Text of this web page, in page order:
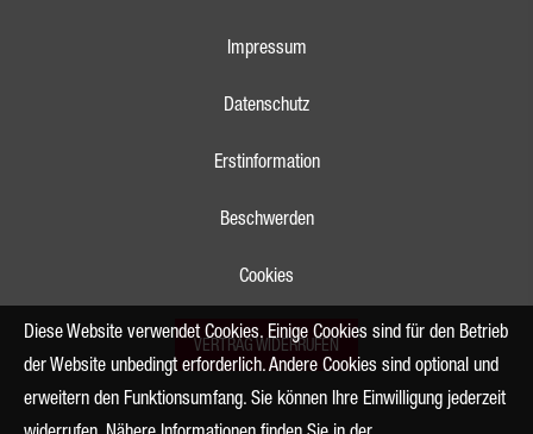
Impressum
Datenschutz
Erstinformation
Beschwerden
Cookies
VERTRAG WIDERRUFEN
Diese Website verwendet Cookies. Einige Cookies sind für den Betrieb
der Website unbedingt erforderlich. Andere Cookies sind optional und
erweitern den Funktionsumfang. Sie können Ihre Einwilligung jederzeit